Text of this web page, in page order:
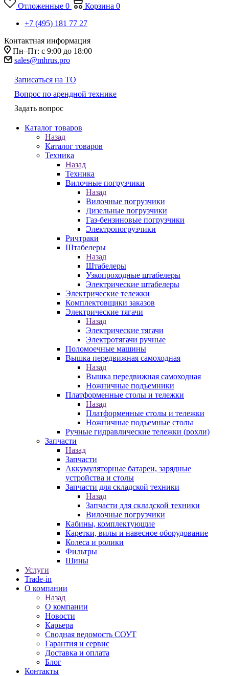
Отложенные 0 Корзина 0
+7 (495) 181 77 27
Контактная информация
Пн–Пт: с 9:00 до 18:00
sales@mhrus.pro
Записаться на ТО
Вопрос по арендной технике
Задать вопрос
Каталог товаров
Назад
Каталог товаров
Техника
Назад
Техника
Вилочные погрузчики
Назад
Вилочные погрузчики
Дизельные погрузчики
Газ-бензиновые погрузчики
Электропогрузчики
Ричтраки
Штабелеры
Назад
Штабелеры
Узкопроходные штабелеры
Электрические штабелеры
Электрические тележки
Комплектовщики заказов
Электрические тягачи
Назад
Электрические тягачи
Электротягачи ручные
Поломоечные машины
Вышка передвижная самоходная
Назад
Вышка передвижная самоходная
Ножничные подъемники
Платформенные столы и тележки
Назад
Платформенные столы и тележки
Ножничные подъемные столы
Ручные гидравлические тележки (рохли)
Запчасти
Назад
Запчасти
Аккумуляторные батареи, зарядные
устройства и столы
Запчасти для складской техники
Назад
Запчасти для складской техники
Вилочные погрузчики
Кабины, комплектующие
Каретки, вилы и навесное оборудование
Колеса и ролики
Фильтры
Шины
Услуги
Trade-in
О компании
Назад
О компании
Новости
Карьера
Сводная ведомость СОУТ
Гарантия и сервис
Доставка и оплата
Блог
Контакты